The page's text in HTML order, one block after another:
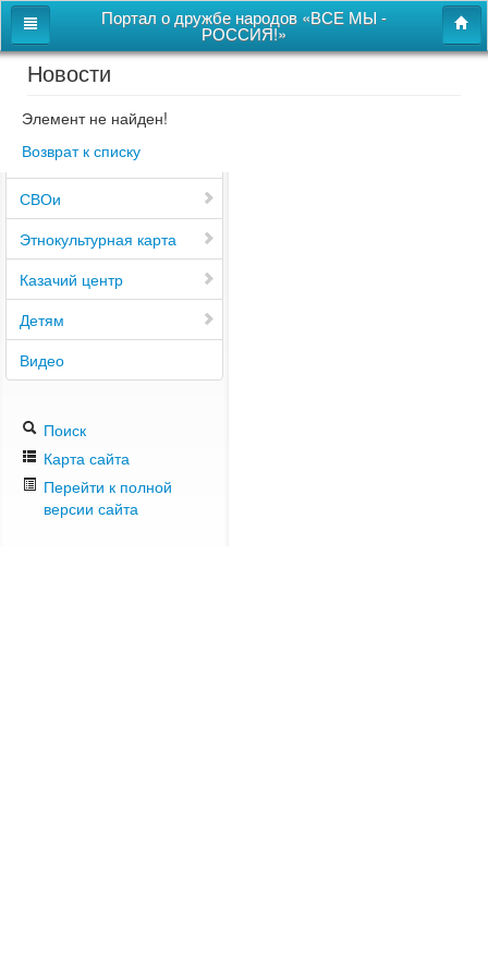
Портал о дружбе народов «ВСЕ МЫ -
РОССИЯ!»
Главная
Дом дружбы народов
Новости
СВОи
Этнокультурная карта
Казачий центр
Детям
Видео
Поиск
Карта сайта
Перейти к полной
версии сайта
Новости
Элемент не найден!
Возврат к списку